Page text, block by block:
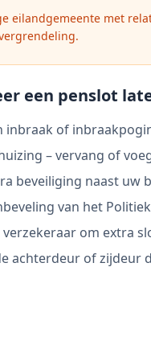
eilandgemeente met
een penslot
inbraak of
– vervang of
beveiliging naast uw
van het
verzekeraar om extra
achterdeur of zijdeur